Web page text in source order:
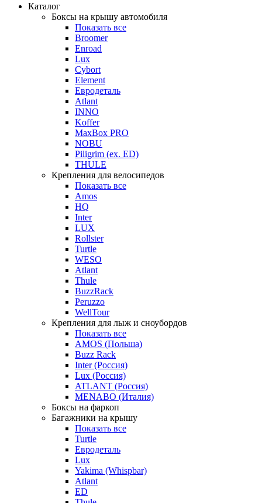
Каталог
Боксы на крышу автомобиля
Показать все
Broomer
Enroad
Lux
Cybort
Element
Евродеталь
Atlant
INNO
Koffer
MaxBox PRO
NOBU
Piligrim (ex. ED)
THULE
Крепления для велосипедов
Показать все
Amos
HQ
Inter
LUX
Rollster
Turtle
WESO
Atlant
Thule
BuzzRack
Peruzzo
WellTour
Крепления для лыж и сноубордов
Показать все
AMOS (Польша)
Buzz Rack
Inter (Россия)
Lux (Россия)
ATLANT (Россия)
MENABO (Италия)
Боксы на фаркоп
Багажники на крышу
Показать все
Turtle
Евродеталь
Lux
Yakima (Whispbar)
Atlant
ED